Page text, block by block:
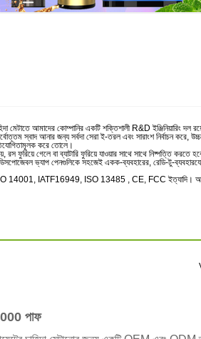
আমাদের কোম্পানির একটি শক্তিশালী R&D ইঞ্জিনিয়ারিং দল
স্বাদ আনার জন্য সর্বদা সেরা ই-তরল এবং সারাংশ নির্বাচন করে,
করে তোলে।
গেলে বা ব্যাটারি ফুরিয়ে যাওয়ার সাথে সাথে নিষ্পত্তি করতে
ভ্যাপ পেনগুলিকে সহজেই একক-ব্যবহারের, রেডি-টু-
ISO 14001, IATF16949, ISO 13485 , CE, FCC ইত্যাদি।
পাফ